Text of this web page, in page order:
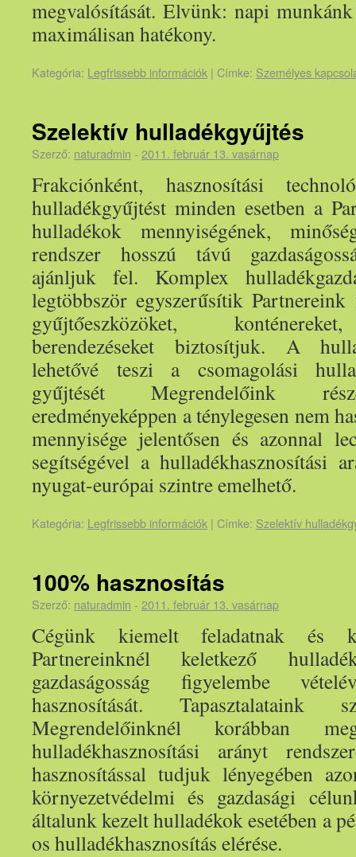
megvalósítását. Elvünk: napi
maximálisan hatékony.
Kategória: Legfrissebb információk | Címke: Személyes
Szelektív hulladékgyűjtés
Szerző: naturadmin - 2011. február 13. vasárnap
Frakciónként, hasznosítási
hulladékgyűjtést minden esetben a
hulladékok mennyiségének,
rendszer hosszú távú
ajánljuk fel. Komplex
legtöbbször egyszerűsítik Partnereink
gyűjtőeszközöket,
berendezéseket biztosítjuk. A
lehetővé teszi a csomagolási
gyűjtését Megrendelőink
eredményeképpen a ténylegesen nem
mennyisége jelentősen és azonnal
segítségével a hulladékhasznosítási
nyugat-európai szintre emelhető.
Kategória: Legfrissebb információk | Címke: Szelektív
100% hasznosítás
Szerző: naturadmin - 2011. február 13. vasárnap
Cégünk kiemelt feladatnak és
Partnereinknél keletkező
gazdaságosság figyelembe
hasznosítását.
Megrendelőinknél korábban
hulladékhasznosítási arányt
hasznosítással tudjuk lényegében
környezetvédelmi és gazdasági
általunk kezelt hulladékok esetében a
os hulladékhasznosítás elérése.